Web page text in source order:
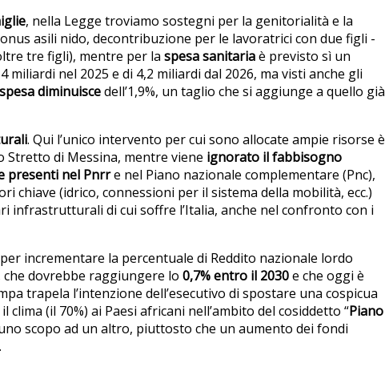
, nella Legge troviamo sostegni per la genitorialità e la
asili nido, decontribuzione per le lavoratrici con due figli -
tre figli), mentre per la spesa sanitariaè previsto sì un
miliardi nel 2025 e di 4,2 miliardi dal 2026, ma visti anche gli
diminuiscedell’1,9%, un taglio che si aggiunge a quello già
. Qui l’unico intervento per cui sono allocate ampie risorse è
Stretto di Messina, mentre viene ignorato il fabbisogno
presenti nel Pnrre nel Piano nazionale complementare (Pnc),
chiave (idrico, connessioni per il sistema della mobilità, ecc.)
infrastrutturali di cui soffre l’Italia, anche nel confronto con i
incrementare la percentuale di Reddito nazionale lordo
che dovrebbe raggiungere lo 0,7%entro il 2030e che oggi è
trapela l’intenzione dell’esecutivo di spostare una cospicua
(il 70%) ai Paesi africani nell’ambito del cosiddetto “Piano
scopo ad un altro, piuttosto che un aumento dei fondi